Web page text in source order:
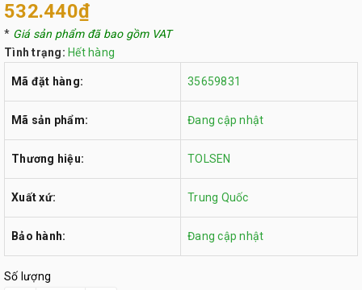
532.440₫
* Giá sản phẩm đã bao gồm VAT
Tình trạng: Hết hàng
Mã đặt hàng: 35659831
Mã sản phẩm: Đang cập nhật
Thương hiệu: TOLSEN
Xuất xứ: Trung Quốc
Bảo hành: Đang cập nhật
Số lượng